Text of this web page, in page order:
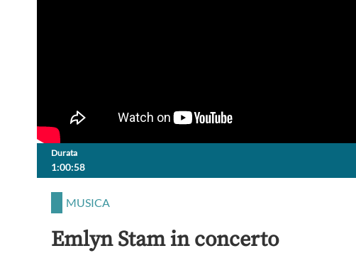
Durata
1:00:58
MUSICA
Emlyn Stam in concerto